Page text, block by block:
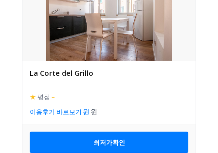
La Corte del Grillo
★ 평점 –
이용후기 바로보기
최저가확인